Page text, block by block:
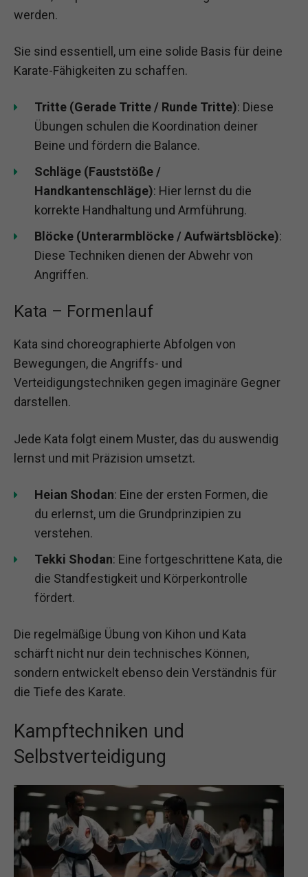
werden.
Sie sind essentiell, um eine solide Basis für deine
Karate-Fähigkeiten zu schaffen.
Tritte (Gerade Tritte / Runde Tritte): Diese
Übungen schulen die Koordination deiner
Beine und fördern die Balance.
Schläge (Fauststöße /
Handkantenschläge): Hier lernst du die
korrekte Handhaltung und Armführung.
Blöcke (Unterarmblöcke / Aufwärtsblöcke):
Diese Techniken dienen der Abwehr von
Angriffen.
Kata – Formenlauf
Kata sind choreographierte Abfolgen von
Bewegungen, die Angriffs- und
Verteidigungstechniken gegen imaginäre Gegner
darstellen.
Jede Kata folgt einem Muster, das du auswendig
lernst und mit Präzision umsetzt.
Heian Shodan: Eine der ersten Formen, die
du erlernst, um die Grundprinzipien zu
verstehen.
Tekki Shodan: Eine fortgeschrittene Kata, die
die Standfestigkeit und Körperkontrolle
fördert.
Die regelmäßige Übung von Kihon und Kata
schärft nicht nur dein technisches Können,
sondern entwickelt ebenso dein Verständnis für
die Tiefe des Karate.
Kampftechniken und
Selbstverteidigung